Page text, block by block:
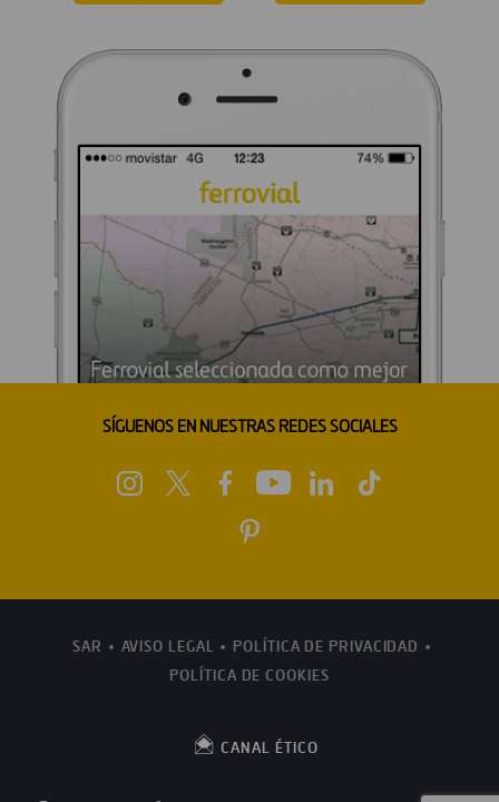
SÍGUENOS EN NUESTRAS REDES SOCIALES
SAR AVISO LEGAL
POLÍTICA DE PRIVACIDAD
POLÍTICA DE COOKIES
CANAL ÉTICO